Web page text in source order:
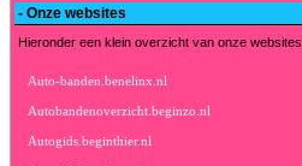
- Onze websites
Hieronder een klein overzicht van onze websites
Auto-banden.benelinx.nl
Autobandenoverzicht.beginzo.nl
Autogids.beginthier.nl